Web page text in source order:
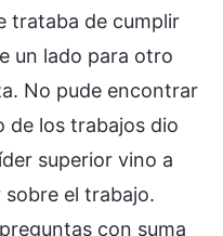
trataba de cumplir
un lado para otro
No pude encontrar
de los trabajos dio
superior vino a
sobre el trabajo.
con suma